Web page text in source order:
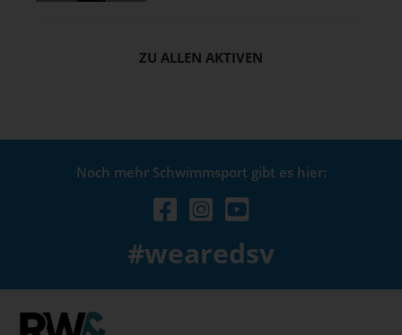
ZU ALLEN AKTIVEN
Noch mehr Schwimmsport gibt es hier:
#wearedsv